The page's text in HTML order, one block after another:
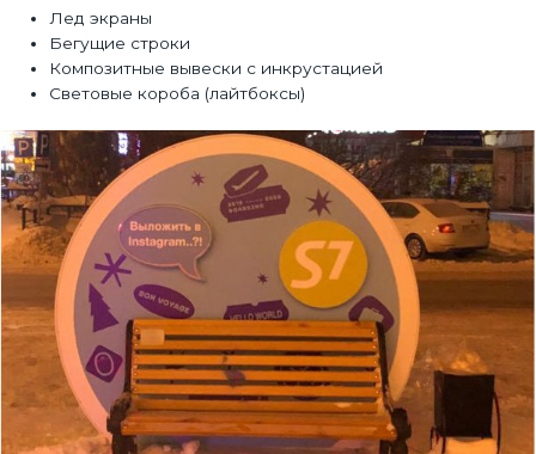
Лед экраны
Бегущие строки
Композитные вывески с инкрустацией
Световые короба (лайтбоксы)